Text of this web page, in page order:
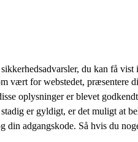
du kan få
vært for webstedet, præsentere
oplysninger er blevet
er gyldigt, er det muligt
adgangskode. Så hvis du